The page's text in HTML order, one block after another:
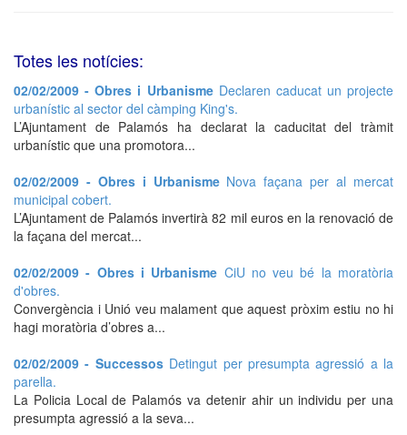
Totes les notícies:
02/02/2009 - Obres i Urbanisme Declaren caducat un projecte
urbanístic al sector del càmping King's.
L’Ajuntament de Palamós ha declarat la caducitat del tràmit
urbanístic que una promotora...
02/02/2009 - Obres i Urbanisme Nova façana per al mercat
municipal cobert.
L’Ajuntament de Palamós invertirà 82 mil euros en la renovació de
la façana del mercat...
02/02/2009 - Obres i Urbanisme CiU no veu bé la moratòria
d'obres.
Convergència i Unió veu malament que aquest pròxim estiu no hi
hagi moratòria d’obres a...
02/02/2009 - Successos Detingut per presumpta agressió a la
parella.
La Policia Local de Palamós va detenir ahir un individu per una
presumpta agressió a la seva...